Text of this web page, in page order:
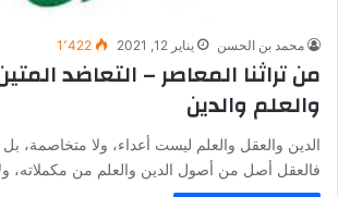
محمد بن الحسن يناير 12, 2021 1٬422
من تراثنا المعاصر – التعاضد
والعلم والدين
الدين والعقل والعلم ليست أعداء، ولا متخاصمة،
فالعقل أصل من أصول الدين والعلم من مكملاته،